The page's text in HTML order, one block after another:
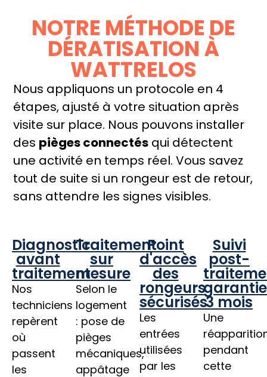
NOTRE MÉTHODE DE
DÉRATISATION À
WATTRELOS
Nous appliquons un protocole en 4
étapes, ajusté à votre situation après
visite sur place. Nous pouvons installer
des pièges connectés qui détectent
une activité en temps réel. Vous savez
tout de suite si un rongeur est de retour,
sans attendre les signes visibles.
Diagnostic
avant
traitement
Nos
techniciens
repèrent
où
passent
les
Traitement
sur
mesure
Selon le
logement
: pose de
pièges
mécaniques,
appâtage
Point
d'accès
des
rongeurs
sécurisés
Les
entrées
utilisées
par les
Suivi
post-
garantie
3 mois
Une
pendant
cette